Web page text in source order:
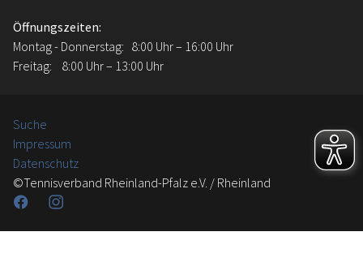
Öffnungszeiten:
Montag - Donnerstag: 8:00 Uhr – 16:00 Uhr
Freitag: 8:00 Uhr – 13:00 Uhr
Suche
Impressum
Datenschutz
©Tennisverband Rheinland-Pfalz e.V. / Rheinland
FacebookInstagram